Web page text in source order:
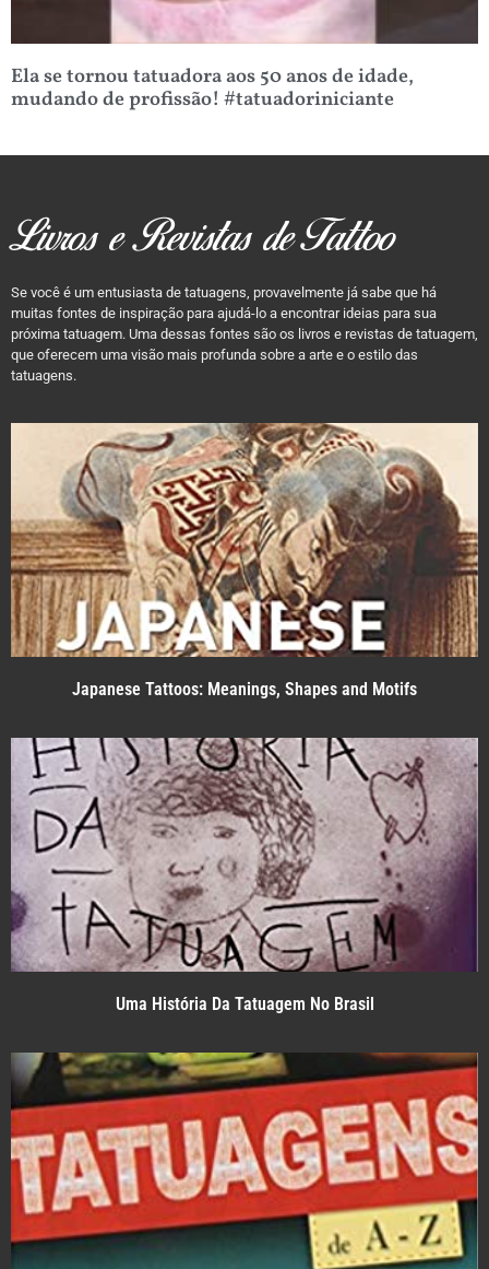
Ela se tornou tatuadora aos 50 anos de idade,
mudando de profissão! #tatuadoriniciante
Livros e Revistas de Tattoo
Se você é um entusiasta de tatuagens, provavelmente já sabe que há
muitas fontes de inspiração para ajudá-lo a encontrar ideias para sua
próxima tatuagem. Uma dessas fontes são os livros e revistas de tatuagem,
que oferecem uma visão mais profunda sobre a arte e o estilo das
tatuagens.
Japanese Tattoos: Meanings, Shapes and Motifs
Uma História Da Tatuagem No Brasil